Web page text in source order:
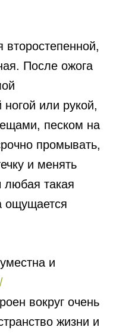
второстепенной,
После ожога
или рукой,
песком на
промывать,
и менять
такая
ощущается
и
вокруг очень
жизни и